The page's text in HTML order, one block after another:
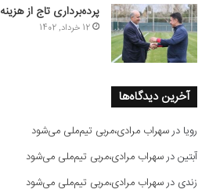
پرده‌برداری تاج از هزینه ۴۱۱ میلیاردی یک باشگاه!
12 خرداد, 1402
آخرین دیدگاه‌ها
رویا درسهراب مرادی،مربی تیم‌ملی می‌شود
آبتیندرسهراب مرادی،مربی تیم‌ملی می‌شود
زندی درسهراب مرادی،مربی تیم‌ملی می‌شود